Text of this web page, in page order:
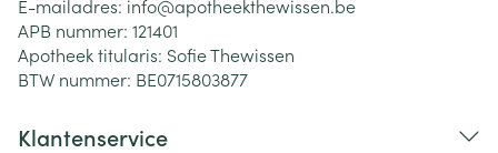
E-mailadres: info@apotheekthewissen.be
APB nummer: 121401
Apotheek titularis: Sofie Thewissen
BTW nummer: BE0715803877
Klantenservice